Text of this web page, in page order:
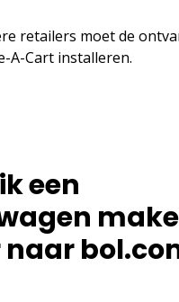
retailers moet de
A-Cart installeren.
een
naar